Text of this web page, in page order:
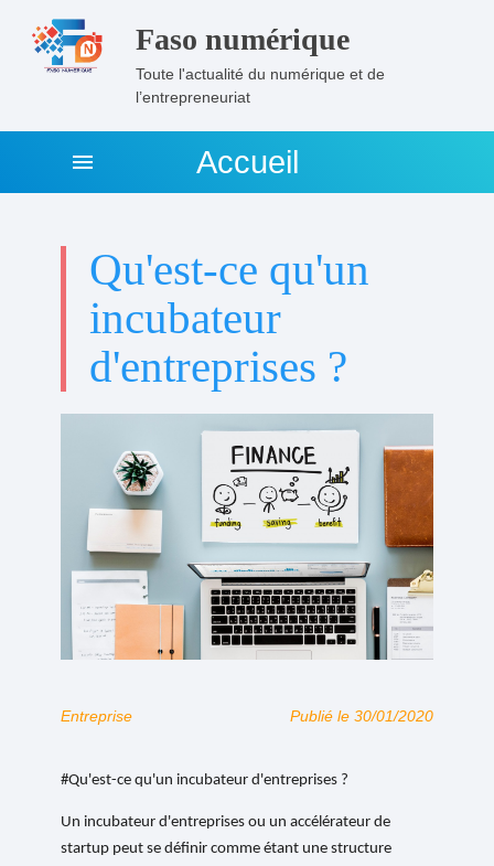
Faso numérique
Toute l'actualité du numérique et de
l’entrepreneuriat
Accueil
menu
Qu'est-ce qu'un
incubateur
d'entreprises ?
Entreprise Publié le 30/01/2020
#Qu'est-ce qu'un incubateur d'entreprises ?
Un incubateur d'entreprises ou un accélérateur de
startup peut se définir comme étant une structure